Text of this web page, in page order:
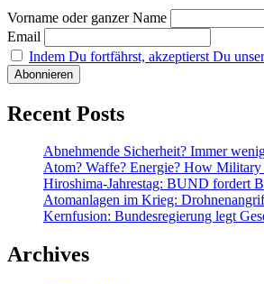
Vorname oder ganzer Name
Email
Indem Du fortfährst, akzeptierst Du
Recent Posts
Abnehmende Sicherheit? Immer
Atom? Waffe? Energie? How
Hiroshima-Jahrestag: BUND fordert
Atomanlagen im Krieg:
Kernfusion: Bundesregierung legt
Archives